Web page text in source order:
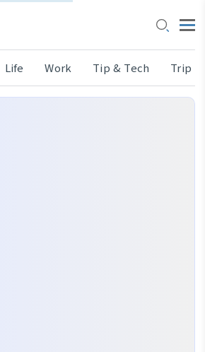
Life Work Tip & Tech Trip